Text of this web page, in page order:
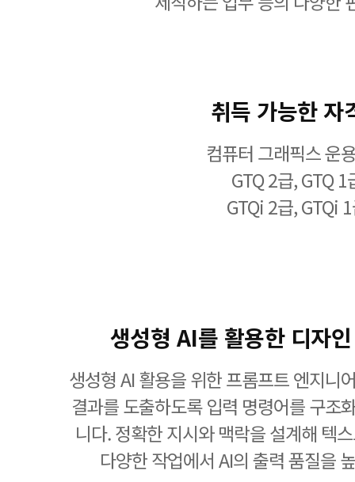
취득 가능한 자
컴퓨터 그래픽스 운
GTQ 2급, GTQ 1
GTQi 2급, GTQi
생성형 AI를 활용한 디자
생성형 AI 활용을 위한 프롬프트 엔지니
결과를 도출하도록 입력 명령어를 구조
니다. 정확한 지시와 맥락을 설계해 텍
다양한 작업에서 AI의 출력 품질을